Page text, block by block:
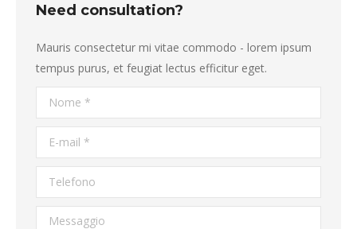
Need consultation?
Mauris consectetur mi vitae commodo - lorem ipsum
tempus purus, et feugiat lectus efficitur eget.
Nome *
E-mail *
Telefono
Messaggio